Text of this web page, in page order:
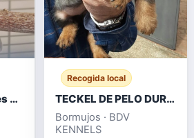
Se ceden diamantes de Gould
Recogida local
TECKEL DE PELO DURO OFERTA DESDE 350 €
Bormujos · BDV
KENNELS